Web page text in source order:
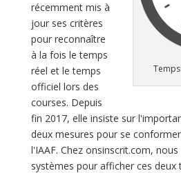
récemment mis à
jour ses critères
pour reconnaître
à la fois le temps
réel et le temps
officiel lors des
courses. Depuis
fin 2017, elle insiste sur
deux mesures pour se
l'IAAF. Chez onsinscrit.com,
systèmes pour afficher ces deux